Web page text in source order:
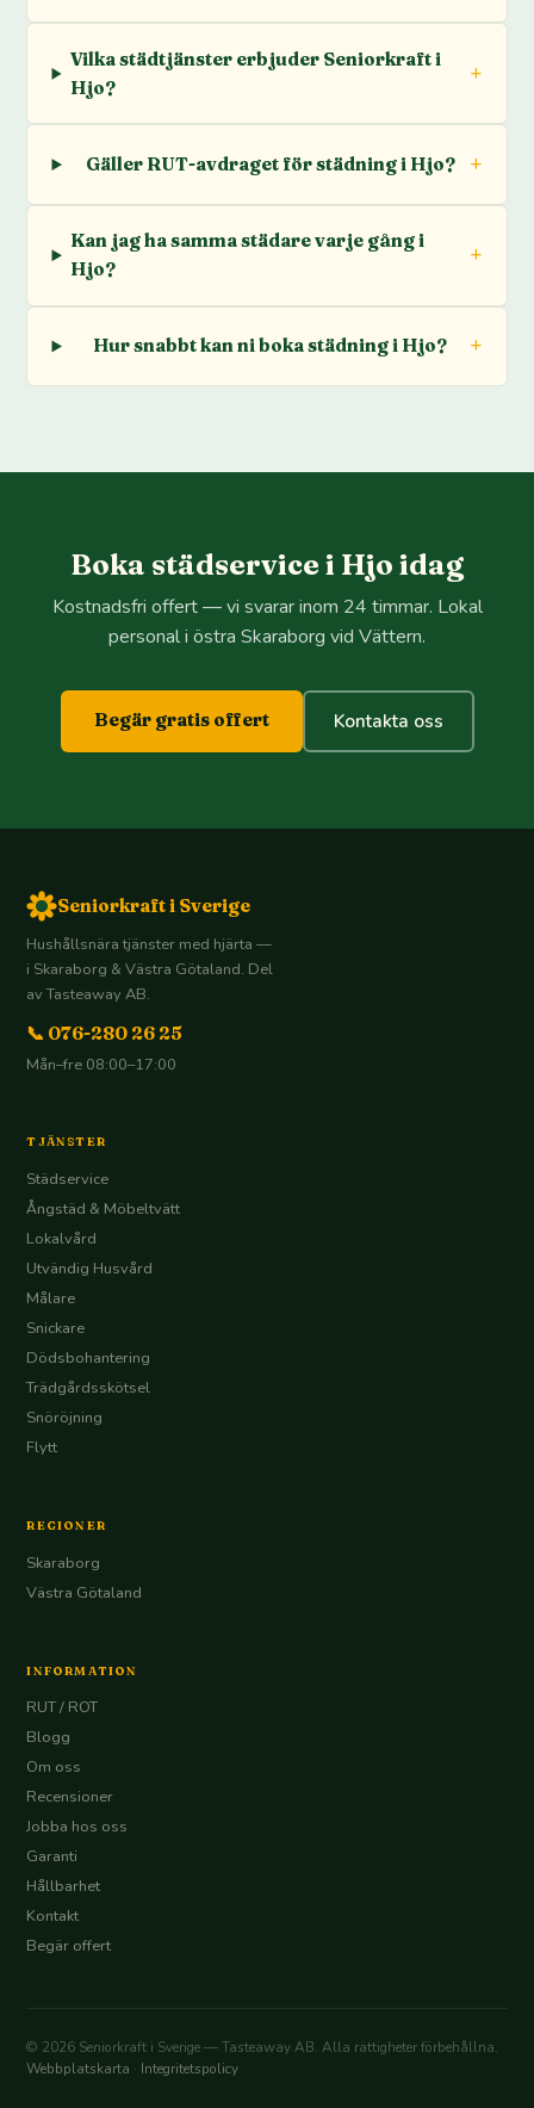
Vilka städtjänster erbjuder Seniorkraft i
Hjo?
Gäller RUT-avdraget för städning i Hjo?
Kan jag ha samma städare varje gång i
Hjo?
Hur snabbt kan ni boka städning i Hjo?
Boka städservice i Hjo idag
Kostnadsfri offert — vi svarar inom 24 timmar. Lokal
personal i östra Skaraborg vid Vättern.
Begär gratis offert Kontakta oss
Seniorkraft i Sverige
Hushållsnära tjänster med hjärta —
i Skaraborg & Västra Götaland. Del
av Tasteaway AB.
📞 076-280 26 25
Mån–fre 08:00–17:00
TJÄNSTER
Städservice
Ångstäd & Möbeltvätt
Lokalvård
Utvändig Husvård
Målare
Snickare
Dödsbohantering
Trädgårdsskötsel
Snöröjning
Flytt
REGIONER
Skaraborg
Västra Götaland
INFORMATION
RUT / ROT
Blogg
Om oss
Recensioner
Jobba hos oss
Garanti
Hållbarhet
Kontakt
Begär offert
© 2026 Seniorkraft i Sverige — Tasteaway AB. Alla rättigheter förbehållna.
Webbplatskarta · Integritetspolicy